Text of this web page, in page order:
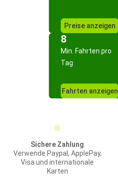
Preise anzeigen
8
Min. Fahrten pro
Tag
Fahrten anzeigen
Sichere Zahlung
Verwende Paypal, ApplePay,
Visa und internationale
Karten